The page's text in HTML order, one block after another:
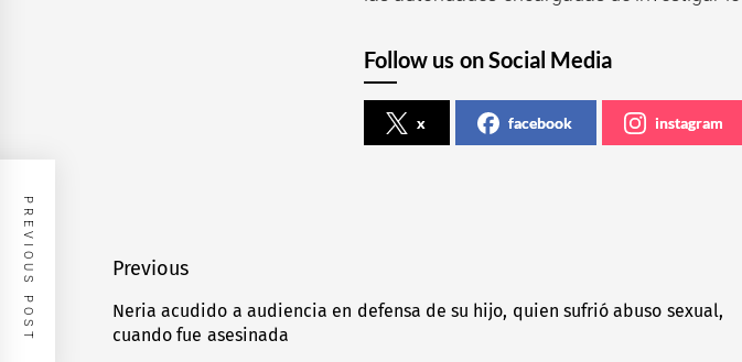
Follow us on Social Media
x facebook instagram
Navegación
de
entradas
Previous
Previous
post:
Neria acudido a audiencia en defensa de su hijo, quien sufrió abuso sexual,
cuando fue asesinada
PREVIOUS POST